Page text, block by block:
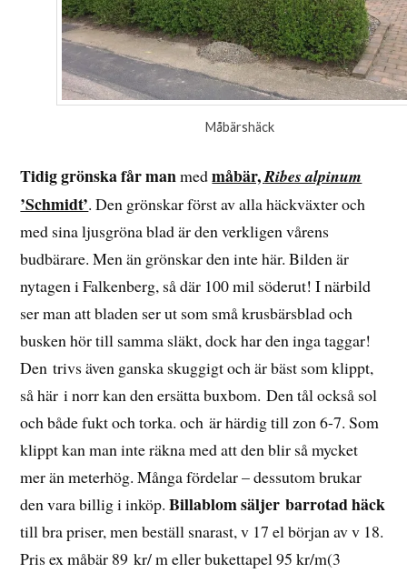
Måbärshäck
Tidig grönska får manmedmåbär,Ribes alpinum
’Schmidt’. Den grönskar först av alla häckväxter och
med sina ljusgröna blad är den verkligen vårens
budbärare. Men än grönskar den inte här. Bilden är
nytagen i Falkenberg, så där 100 mil söderut! I närbild
ser man att bladen ser ut som små krusbärsblad och
busken hör till samma släkt, dock har den inga taggar!
Den trivs även ganska skuggigt och är bäst som klippt,
så här i norr kan den ersätta buxbom. Den tål också sol
och både fukt och torka. och är härdig till zon 6-7. Som
klippt kan man inte räkna med att den blir så mycket
mer än meterhög. Många fördelar – dessutom brukar
den vara billig i inköp.Billablom säljerbarrotad häck
till bra priser, men beställ snarast, v 17 el början av v 18.
Pris ex måbär 89 kr/ m eller bukettapel 95 kr/m(3